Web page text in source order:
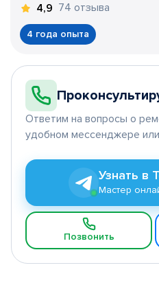
4,9 74 отзыва
4 года опыта
Ответим на вопросы о
удобном мессенджере
Узнать в
Мастер
Позвонить